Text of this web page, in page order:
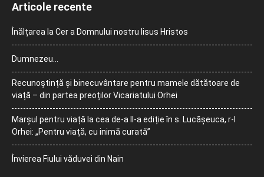
Articole recente
Înălțarea la Cer a Domnului nostru Iisus Hristos
Dumnezeu…
Recunoștință și binecuvântare pentru mamele dătătoare de
viață – din partea preoților Vicariatului Orhei
Marșul pentru viață la cea de-a II-a ediție în s. Lucășeuca, r-l
Orhei: „Pentru viață, cu inimă curată”
Învierea Fiului văduvei din Nain